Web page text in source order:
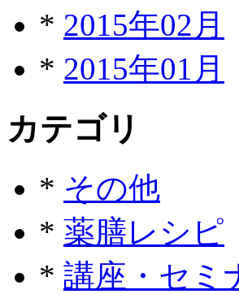
* 2015年02月
* 2015年01月
カテゴリ
* その他
* 薬膳レシピ
* 講座・セミ